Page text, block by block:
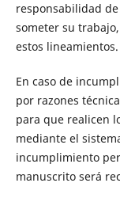
responsabilidad
someter su
estos lineamientos.
En caso de
por razones
para que realicen
mediante el
incumplimiento
manuscrito será